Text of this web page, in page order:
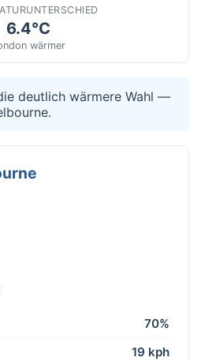
6.4°C
wärmer
deutlich wärmere Wahl —
70%
19 kph